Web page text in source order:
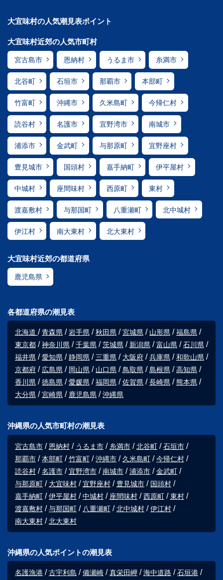
大宜味村の人気潮見表ポイント
大宜味村近郊の人気市町村
宮古島市 恩納村 うるま市 糸満市
北谷町 石垣市 那覇市 本部町
竹富町 沖縄市 久米島町 今帰仁村
読谷村 名護市 宜野湾市 南城市
浦添市 金武町 与那原町 宜野座村
豊見城市 国頭村 嘉手納町 伊平屋村
中城村 座間味村 西原町 東村
渡嘉敷村 与那国町 八重瀬町 北中城村
伊江村 南大東村 北大東村
大宜味村近郊の都道府県
鹿児島県
各都道府県の潮見表
北海道 青森県 岩手県 秋田県 宮城県 山形県
福島県
東京都
神奈川県 千葉県 茨城県 新潟県 富山県
石川県
福井県
愛知県 静岡県 三重県 大阪府 兵庫県
和歌山県
京都府
広島県 岡山県 山口県 鳥取県 島根県
高知県
香川県
徳島県 愛媛県 福岡県 佐賀県 長崎県
熊本県
大分県
宮崎県 鹿児島県 沖縄県
沖縄県の人気市町村の潮見表
宮古島市 恩納村 うるま市 糸満市 北谷町
石垣市
那覇市
本部町 竹富町 沖縄市 久米島町
今帰仁村
読谷村
名護市 宜野湾市 南城市 浦添市
金武町
与那原町
大宜味村 宜野座村 豊見城市
国頭村
嘉手納町
伊平屋村 中城村 座間味村 西原町
東村
渡嘉敷村
与那国町 八重瀬町 北中城村
伊江村
南大東村
北大東村
沖縄県の人気ポイントの潮見表
名護漁港 古宇利島 備瀬崎 真栄田岬 海中道路
石垣港